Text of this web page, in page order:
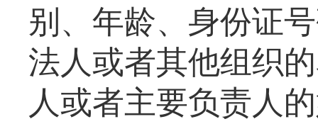
别、年龄、身份证
法人或者其他组织
人或者主要负责人